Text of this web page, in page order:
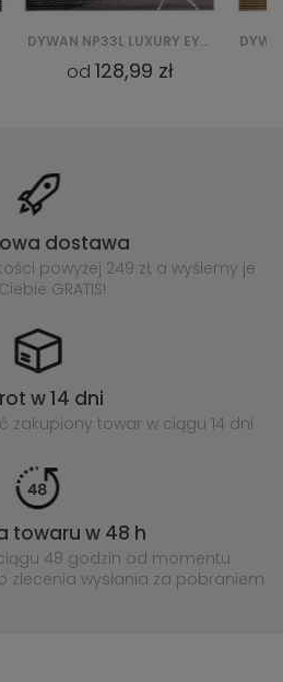
od54,99 zł
dostawa
powyżej 249 zł, a wyślemy je
GRATIS!
w 14 dni
zakupiony towar w ciągu 14 dni
towaru w 48 h
48 godzin od momentu
zlecenia wysłania za pobraniem